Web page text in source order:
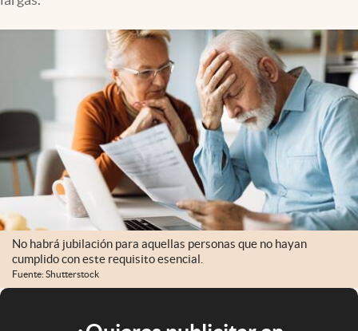
No habrá jubilación para aquellas personas que no hayan
cumplido con este requisito esencial.
Fuente: Shutterstock